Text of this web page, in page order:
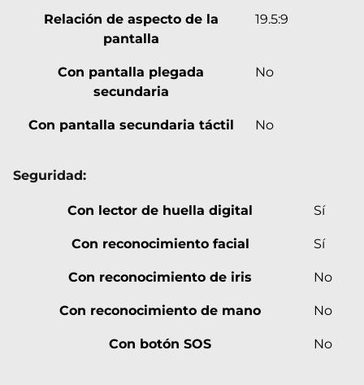
Relación de aspecto de la
pantalla
19.5:9
Con pantalla plegada
secundaria
No
Con pantalla secundaria táctil No
Seguridad:
Con lector de huella digital Sí
Con reconocimiento facial Sí
Con reconocimiento de iris No
Con reconocimiento de mano No
Con botón SOS No